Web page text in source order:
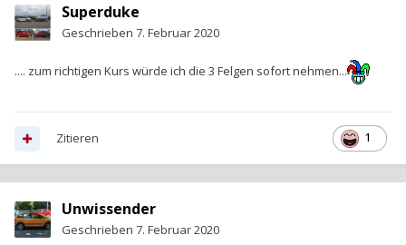
Superduke
Geschrieben 7. Februar 2020
.... zum richtigen Kurs würde ich die 3 Felgen sofort nehmen...
1
Zitieren
Unwissender
Geschrieben 7. Februar 2020